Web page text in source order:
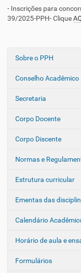
N
e
a
ç
o
Sobre o PPH
Conselho Acadêmico
Secretaria
Corpo Docente
Corpo Discente
Normas e
Estrutura curricular
Ementas das
Calendário
Horário de aula e
Formulários
- Inscrições para
39/2025-PPH- Clique